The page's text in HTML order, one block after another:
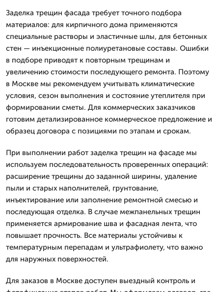
Заделка трещин фасада требует точного подбора
материалов: для кирпичного дома применяются
специальные растворы и эластичные шлы, для бетонных
стен — инъекционные полиуретановые составы. Ошибки
в подборе приводят к повторным трещинам и
увеличению стоимости последующего ремонта. Поэтому
в Москве мы рекомендуем учитывать климатические
условия, сезон выполнения и состояние утеплителя при
формировании сметы. Для коммерческих заказчиков
готовим детализированное коммерческое предложение и
образец договора с позициями по этапам и срокам.
При выполнении работ заделка трещин на фасаде мы
используем последовательность проверенных операций:
расширение трещины до заданной ширины, удаление
пыли и старых наполнителей, грунтование,
инъектирование или заполнение ремонтной смесью и
последующая отделка. В случае межпанельных трещин
применяется армирование шва и фасадная лента, что
повышает прочность. Все материалы устойчивы к
температурным перепадам и ультрафиолету, что важно
для наружных поверхностей.
Для заказов в Москве доступен выездный контроль и